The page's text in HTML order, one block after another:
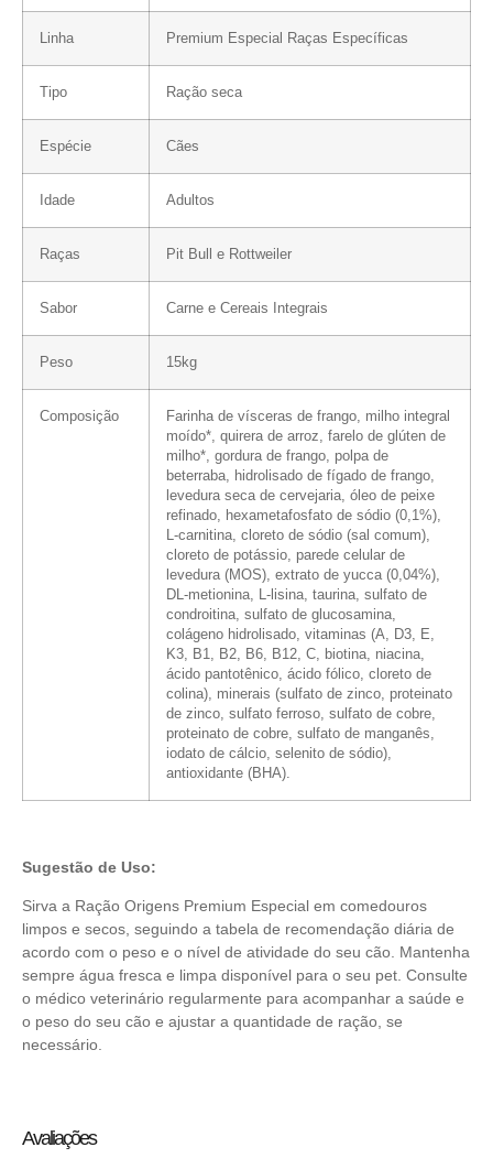
Linha Premium Especial Raças Específicas
Tipo Ração seca
Espécie Cães
Idade Adultos
Raças Pit Bull e Rottweiler
Sabor Carne e Cereais Integrais
Peso 15kg
Composição
Farinha de vísceras de frango, milho integral
moído*, quirera de arroz, farelo de glúten de
milho*, gordura de frango, polpa de
beterraba, hidrolisado de fígado de frango,
levedura seca de cervejaria, óleo de peixe
refinado, hexametafosfato de sódio (0,1%),
L-carnitina, cloreto de sódio (sal comum),
cloreto de potássio, parede celular de
levedura (MOS), extrato de yucca (0,04%),
DL-metionina, L-lisina, taurina, sulfato de
condroitina, sulfato de glucosamina,
colágeno hidrolisado, vitaminas (A, D3, E,
K3, B1, B2, B6, B12, C,
biotina, niacina,
ácido pantotênico, ácido fólico, cloreto de
colina), minerais (sulfato de zinco, proteinato
de zinco, sulfato ferroso, sulfato de cobre,
proteinato de cobre, sulfato de manganês,
iodato de cálcio, selenito de sódio),
antioxidante (BHA).
Sugestão de Uso:
Sirva a Ração Origens Premium Especial em comedouros
limpos e secos, seguindo a tabela de recomendação diária de
acordo com o peso e o nível de atividade do seu cão. Mantenha
sempre água fresca e limpa disponível para o seu pet. Consulte
o médico veterinário regularmente para acompanhar a saúde e
o peso do seu cão e ajustar a quantidade de ração, se
necessário.
Avaliações